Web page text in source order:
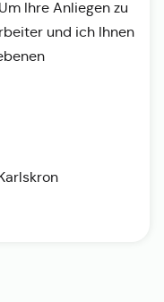
Ihre Anliegen zu
und ich Ihnen